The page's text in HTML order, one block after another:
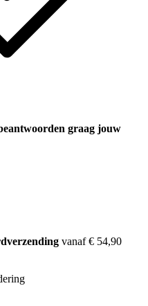
graag jouw
vanaf € 54,90